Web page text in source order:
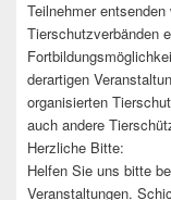
Teilnehmer
Tierschutzverbänden
derartigen
organisierten
auch andere
Herzliche Bitte:
Helfen Sie uns bitte
Veranstaltungen.